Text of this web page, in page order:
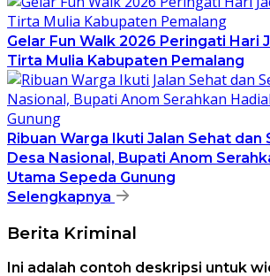
Gelar Fun Walk 2026 Peringati Hari
Tirta Mulia Kabupaten Pemalang
Ribuan Warga Ikuti Jalan Sehat dan
Desa Nasional, Bupati Anom
Utama Sepeda Gunung
Selengkapnya
Berita Kriminal
Ini adalah contoh deskripsi untuk